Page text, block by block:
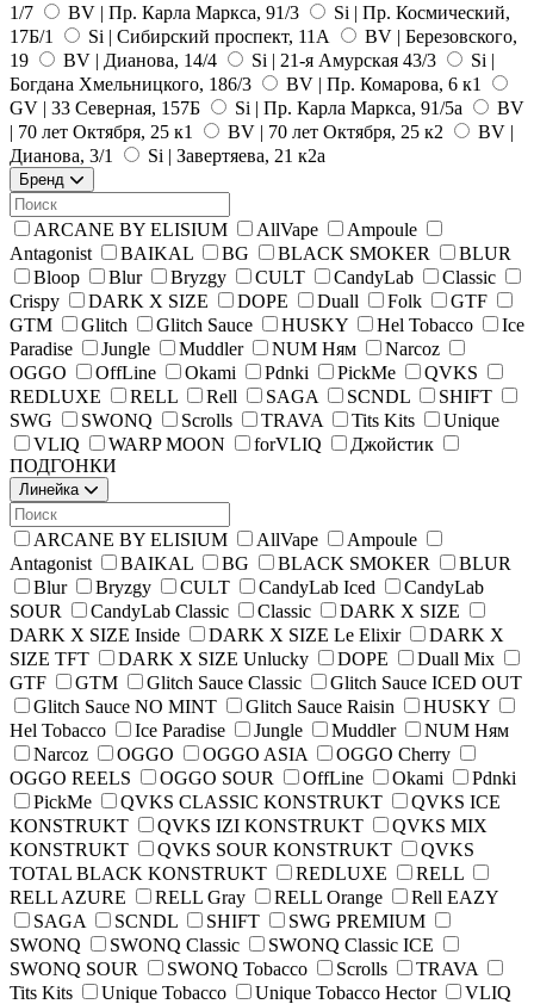
1/7
BV | Пр. Карла Маркса, 91/3
Si | Пр. Космический,
17Б/1
Si | Сибирский проспект, 11А
BV | Березовского,
19
BV | Дианова, 14/4 Si | 21-я Амурская 43/3
Si |
Богдана Хмельницкого, 186/3
BV | Пр. Комарова, 6 к1
GV | 33 Северная, 157Б
Si | Пр. Карла Маркса, 91/5а
BV
| 70 лет Октября, 25 к1
BV | 70 лет Октября, 25 к2
BV |
Дианова, 3/1
Si | Завертяева, 21 к2а
Бренд
ARCANE BY ELISIUM AllVape
Ampoule
Antagonist
BAIKAL BG BLACK SMOKER
BLUR
Bloop
Blur Bryzgy CULT CandyLab
Classic
Crispy
DARK X SIZE DOPE Duall Folk
GTF
GTM
Glitch Glitch Sauce HUSKY Hel Tobacco
Ice
Paradise
Jungle Muddler NUM Ням
Narcoz
OGGO
OffLine Okami Pdnki PickMe
QVKS
REDLUXE
RELL Rell SAGA SCNDL
SHIFT
SWG
SWONQ Scrolls TRAVA Tits Kits
Unique
VLIQ
WARP MOON forVLIQ
Джойстик
ПОДГОНКИ
Линейка
ARCANE BY ELISIUM AllVape
Ampoule
Antagonist
BAIKAL BG BLACK SMOKER
BLUR
Blur
Bryzgy CULT CandyLab Iced
CandyLab
SOUR
CandyLab Сlassic Classic
DARK X SIZE
DARK X SIZE Inside
DARK X SIZE Le Elixir
DARK X
SIZE TFT
DARK X SIZE Unlucky DOPE
Duall Mix
GTF
GTM Glitch Sauce Classic
Glitch Sauce ICED OUT
Glitch Sauce NO MINT
Glitch Sauce Raisin
HUSKY
Hel Tobacco
Ice Paradise Jungle Muddler
NUM Ням
Narcoz
OGGO OGGO ASIA
OGGO Cherry
OGGO REELS
OGGO SOUR OffLine Okami
Pdnki
PickMe
QVKS CLASSIC KONSTRUKT
QVKS ICE
KONSTRUKT
QVKS IZI KONSTRUKT
QVKS MIX
KONSTRUKT
QVKS SOUR KONSTRUKT
QVKS
TOTAL BLACK KONSTRUKT
REDLUXE
RELL
RELL AZURE
RELL Gray RELL Orange
Rell EAZY
SAGA
SCNDL SHIFT
SWG PREMIUM
SWONQ
SWONQ Classic
SWONQ Classic ICE
SWONQ SOUR
SWONQ Tobacco Scrolls
TRAVA
Tits Kits
Unique Tobacco Unique Tobacco Hector
VLIQ